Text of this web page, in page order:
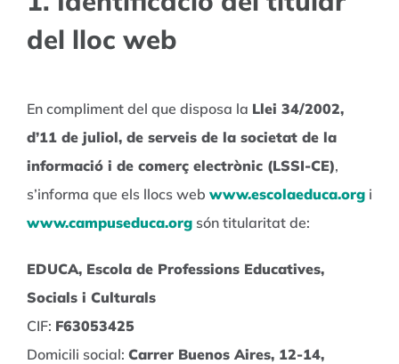
del lloc web
En compliment del que disposa la Llei 34/2002,
d’11 de juliol, de serveis de la societat de la
informació i de comerç electrònic (LSSI-CE),
s’informa que els llocs web www.escolaeduca.org i
www.campuseduca.org són titularitat de:
EDUCA, Escola de Professions Educatives,
Socials i Culturals
CIF: F63053425
Domicili social: Carrer Buenos Aires, 12-14,